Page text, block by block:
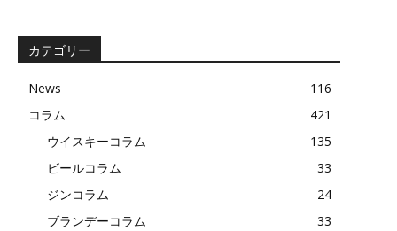
事
カテゴリー
News
116
コラム
421
ウイスキーコラム
135
ビールコラム
33
ジンコラム
24
ブランデーコラム
33